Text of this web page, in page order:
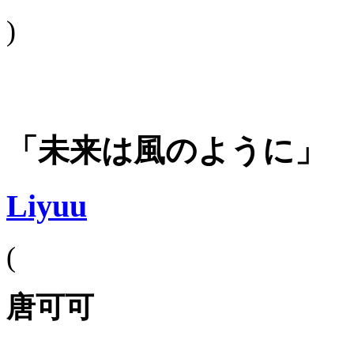
)
「未来は風のように」
Liyuu
(
唐可可